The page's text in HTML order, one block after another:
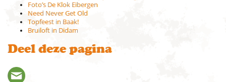
Foto’s De Klok Eibergen
Need Never Get Old
Topfeest in Baak!
Bruiloft in Didam
Deel deze pagina